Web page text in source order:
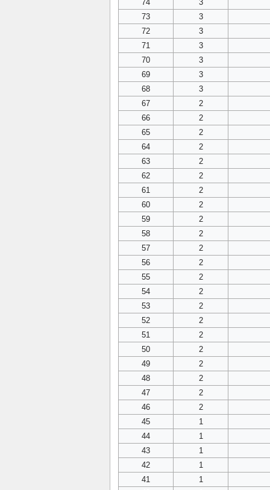
74
3
73
3
72
3
71
3
70
3
69
3
68
3
67
2
66
2
65
2
64
2
63
2
62
2
61
2
60
2
59
2
58
2
57
2
56
2
55
2
54
2
53
2
52
2
51
2
50
2
49
2
48
2
47
2
46
2
45
1
44
1
43
1
42
1
41
1